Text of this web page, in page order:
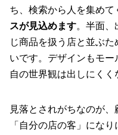
ち、検索から人を集めて
スが見込めます。半面、
じ商品を扱う店と並ぶ
いです。デザインもモ
自の世界観は出しにくく
見落とされがちなのが
「自分の店の客」にな